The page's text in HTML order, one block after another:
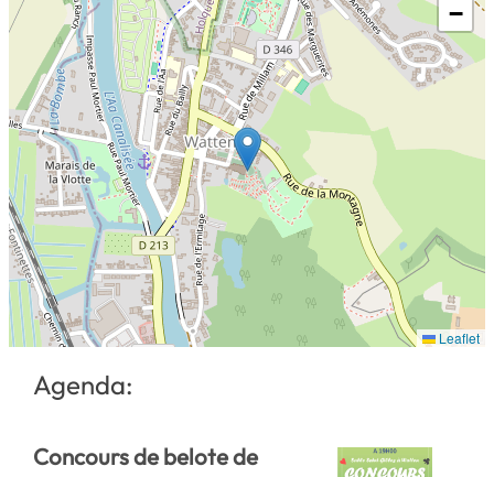
−
Leaflet
Agenda:
Concours de belote de